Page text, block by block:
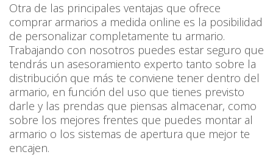
Otra de las principales ventajas que ofrece
comprar armarios a medida online es la posibilidad
de personalizar completamente tu armario.
Trabajando con nosotros puedes estar seguro que
tendrás un asesoramiento experto tanto sobre la
distribución que más te conviene tener dentro del
armario, en función del uso que tienes previsto
darle y las prendas que piensas almacenar, como
sobre los mejores frentes que puedes montar al
armario o los sistemas de apertura que mejor te
encajen.